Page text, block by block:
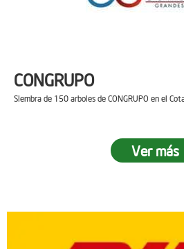
CONGRUPO
Siembra de 150 arboles de CONGRUPO en el
Ver más